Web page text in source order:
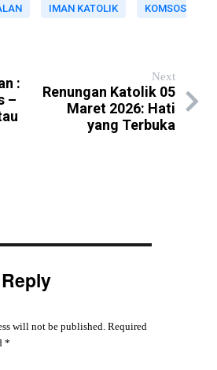
IMAN KATOLIK
KOMSOS
:
–
Next
Renungan Katolik 05
Maret 2026: Hati
yang Terbuka
will not be published. Required
*